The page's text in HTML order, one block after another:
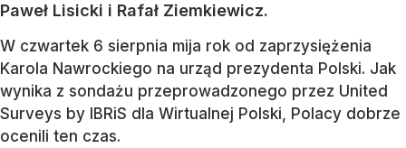
Paweł Lisicki i Rafał Ziemkiewicz.
W czwartek 6 sierpnia mija rok od zaprzysiężenia
Karola Nawrockiego na urząd prezydenta Polski. Jak
wynika z sondażu przeprowadzonego przez United
Surveys by IBRiS dla Wirtualnej Polski, Polacy dobrze
ocenili ten czas.